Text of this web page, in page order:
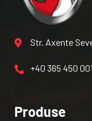
Str. Axente
+40 365 450 001
Produse